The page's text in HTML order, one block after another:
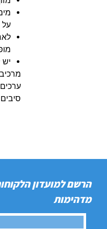
על
יש
סיבים 2%, רטיבות 14%
הרשם למועדון
מדהימות